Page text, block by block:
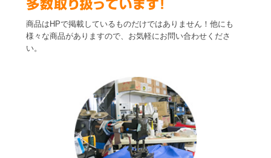
商品はHPで掲載しているものだけではありません！他にも
様々な商品がありますので、お気軽にお問い合わせくださ
い。